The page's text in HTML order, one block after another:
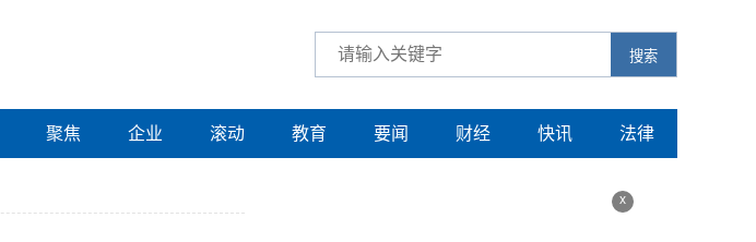
搜索
聚焦 企业 滚动 教育 要闻 财经 快讯 法律
x